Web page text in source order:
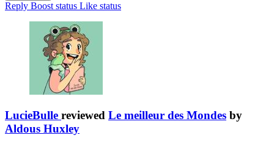
Reply Boost status Like status
LucieBulle reviewed Le meilleur des Mondes by
Aldous Huxley